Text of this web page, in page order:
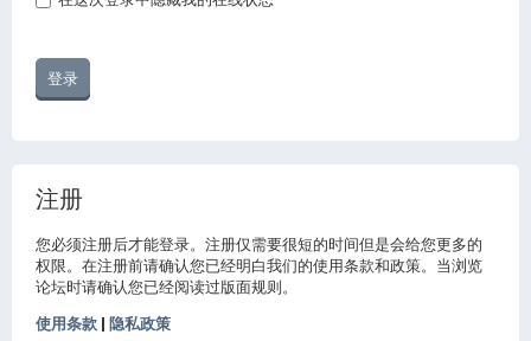
注册
您必须注册后才能登录。注册仅需要很短的时间但是会给您更多的
权限。在注册前请确认您已经明白我们的使用条款和政策。当浏览
论坛时请确认您已经阅读过版面规则。
使用条款 隐私政策